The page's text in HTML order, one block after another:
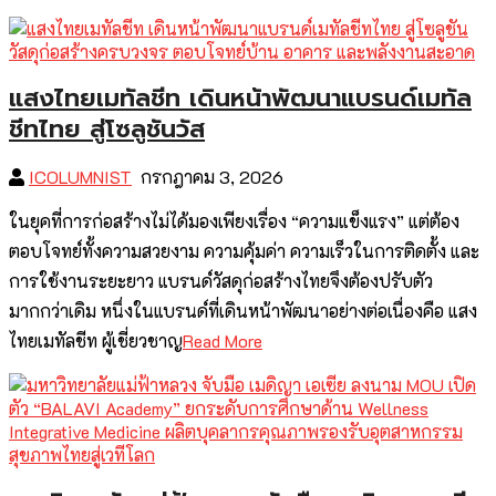
แสงไทยเมทัลชีท เดินหน้าพัฒนาแบรนด์เมทัล
ชีทไทย สู่โซลูชันวัส
ICOLUMNIST กรกฎาคม 3, 2026
ในยุคที่การก่อสร้างไม่ได้มองเพียงเรื่อง “ความแข็งแรง” แต่ต้อง
ตอบโจทย์ทั้งความสวยงาม ความคุ้มค่า ความเร็วในการติดตั้ง และ
การใช้งานระยะยาว แบรนด์วัสดุก่อสร้างไทยจึงต้องปรับตัว
มากกว่าเดิม หนึ่งในแบรนด์ที่เดินหน้าพัฒนาอย่างต่อเนื่องคือ แสง
ไทยเมทัลชีท ผู้เชี่ยวชาญRead More